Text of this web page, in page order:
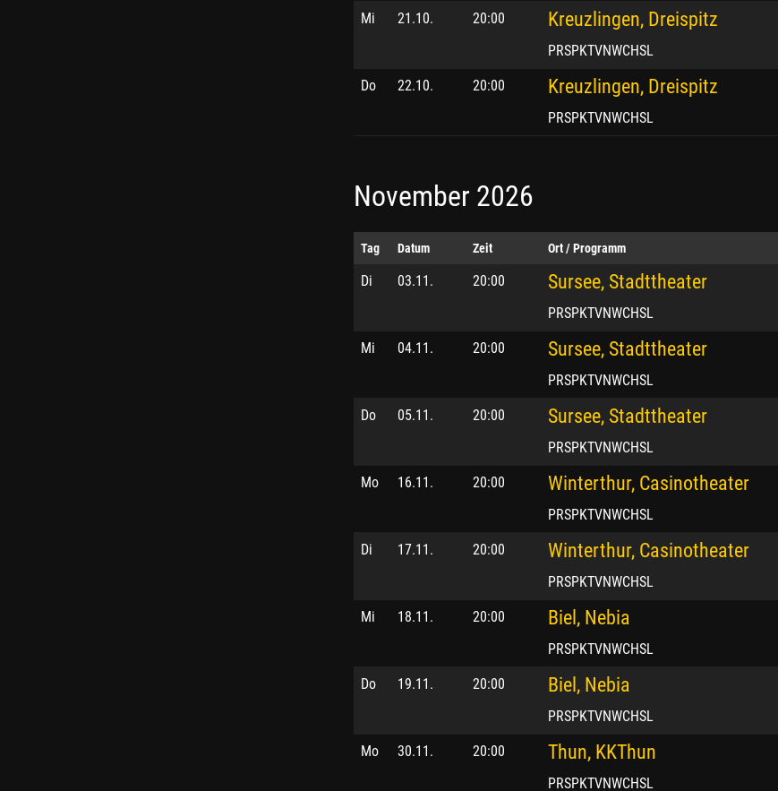
Mi 21.10. 20:00 Kreuzlingen, Dreispitz
PRSPKTVNWCHSL
Do 22.10. 20:00 Kreuzlingen, Dreispitz
PRSPKTVNWCHSL
November 2026
Tag Datum Zeit Ort / Programm
Di 03.11. 20:00 Sursee, Stadttheater
PRSPKTVNWCHSL
Mi 04.11. 20:00 Sursee, Stadttheater
PRSPKTVNWCHSL
Do 05.11. 20:00 Sursee, Stadttheater
PRSPKTVNWCHSL
Mo 16.11. 20:00 Winterthur, Casinotheater
PRSPKTVNWCHSL
Di 17.11. 20:00 Winterthur, Casinotheater
PRSPKTVNWCHSL
Mi 18.11. 20:00 Biel, Nebia
PRSPKTVNWCHSL
Do 19.11. 20:00 Biel, Nebia
PRSPKTVNWCHSL
Mo 30.11. 20:00 Thun, KKThun
PRSPKTVNWCHSL